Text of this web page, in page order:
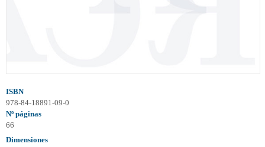
ISBN
978-84-18891-09-0
Nº páginas
66
Dimensiones